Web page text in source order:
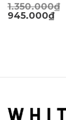
1.350.000₫
945.000₫